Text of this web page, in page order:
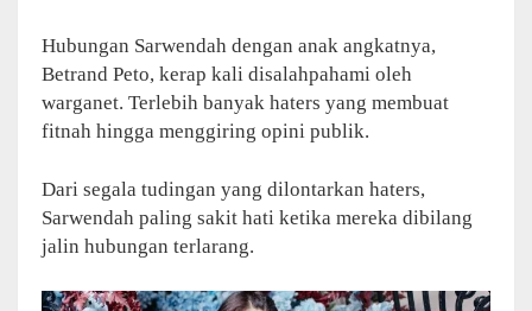
Hubungan Sarwendah dengan anak angkatnya,
Betrand Peto, kerap kali disalahpahami oleh
warganet. Terlebih banyak haters yang membuat
fitnah hingga menggiring opini publik.
Dari segala tudingan yang dilontarkan haters,
Sarwendah paling sakit hati ketika mereka dibilang
jalin hubungan terlarang.